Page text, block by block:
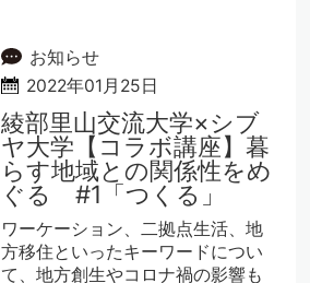
お知らせ
2022年01月25日
綾部里山交流大学×シブ
ヤ大学【コラボ講座】暮
らす地域との関係性をめ
ぐる #1「つくる」
ワーケーション、二拠点生活、地
方移住といったキーワードについ
て、地方創生やコロナ禍の影響も